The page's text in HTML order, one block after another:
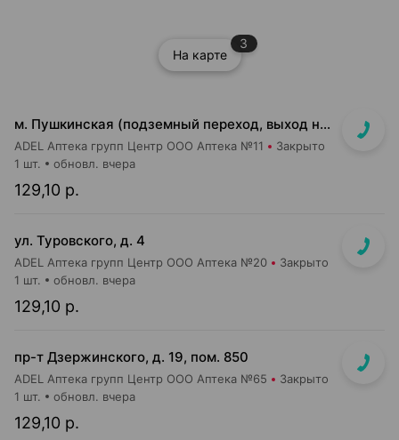
На карте
3
м. Пушкинская (подземный переход, выход на гостиницу "Орбита")
ADEL Аптека групп Центр ООО Аптека №11 Закрыто
129,10 р.
1 шт. обновл. вчера
ул. Туровского, д. 4
ADEL Аптека групп Центр ООО Аптека №20 Закрыто
129,10 р.
1 шт. обновл. вчера
пр-т Дзержинского, д. 19, пом. 850
ADEL Аптека групп Центр ООО Аптека №65 Закрыто
129,10 р.
1 шт. обновл. вчера